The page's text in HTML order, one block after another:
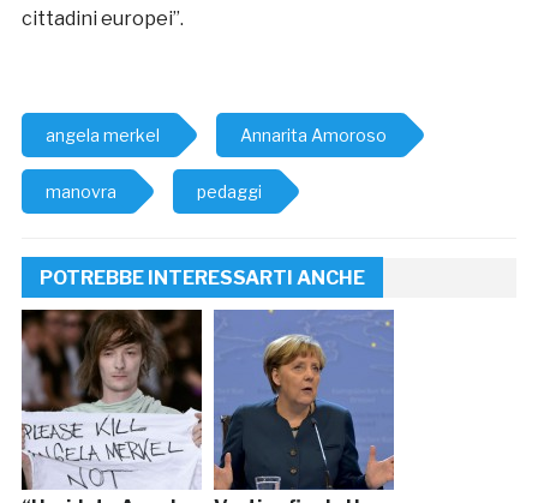
cittadini europei”.
angela merkel Annarita Amoroso
manovra pedaggi
POTREBBE INTERESSARTI ANCHE